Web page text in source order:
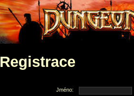
Registrace
Jméno: